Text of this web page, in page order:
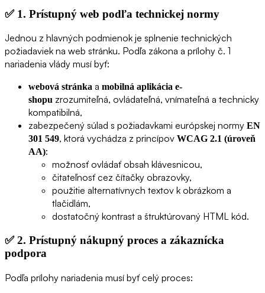
✅ 1. Prístupný web podľa technickej normy
Jednou z hlavných podmienok je splnenie technických
požiadaviek na web stránku. Podľa zákona a prílohy č. 1
nariadenia vlády musí byť:
webová stránka a mobilná aplikácia e-
shopu zrozumiteľná, ovládateľná, vnímateľná a technicky
kompatibilná,
zabezpečený súlad s požiadavkami európskej normy EN
301 549, ktorá vychádza z princípov WCAG 2.1 (úroveň
AA):
možnosť ovládať obsah klávesnicou,
čitateľnosť cez čítačky obrazovky,
použitie alternatívnych textov k obrázkom a
tlačidlám,
dostatočný kontrast a štruktúrovaný HTML kód.
✅2. Prístupný nákupný proces a zákaznícka
podpora
Podľa prílohy nariadenia musí byť celý proces: